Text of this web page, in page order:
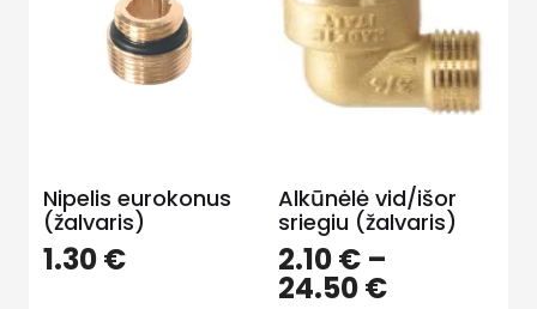
Nipelis eurokonus
(žalvaris)
1.30€
Alkūnėlė vid/išor
sriegiu (žalvaris)
2.10€ –
24.50€Price